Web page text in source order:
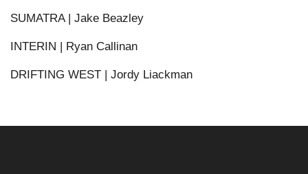
SUMATRA | Jake Beazley
INTERIN | Ryan Callinan
DRIFTING WEST | Jordy Liackman